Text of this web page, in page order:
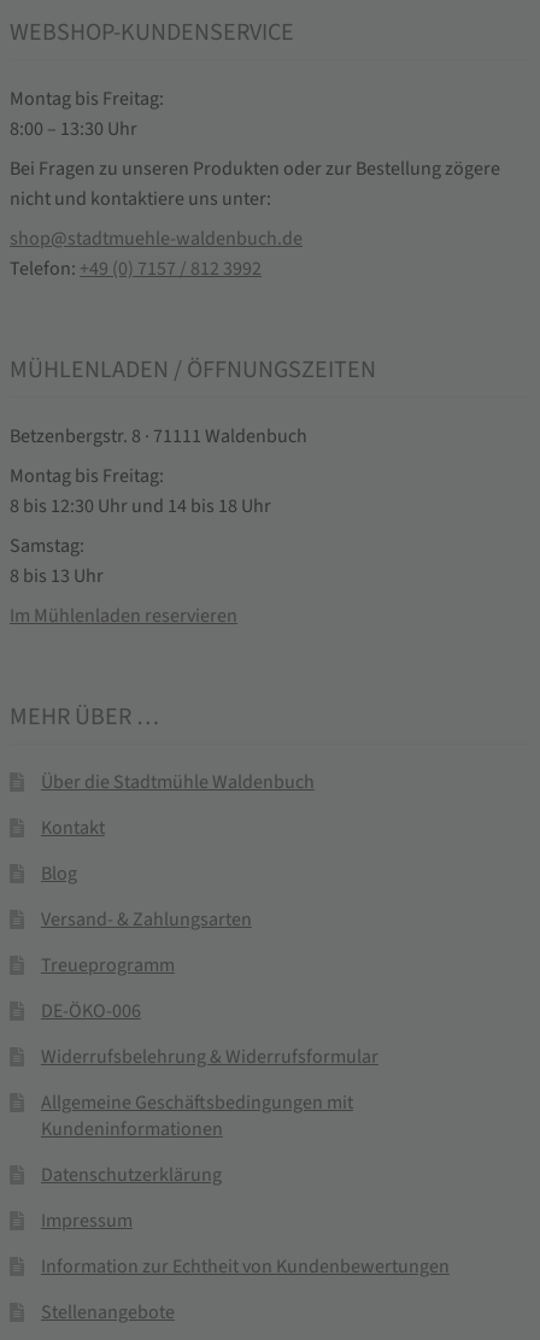
WEBSHOP-KUNDENSERVICE
Montag bis Freitag:
8:00 – 13:30 Uhr
Bei Fragen zu unseren Produkten oder zur Bestellung zögere
nicht und kontaktiere uns unter:
shop@stadtmuehle-waldenbuch.de
Telefon: +49 (0) 7157 / 812 3992
MÜHLENLADEN / ÖFFNUNGSZEITEN
Betzenbergstr. 8 · 71111 Waldenbuch
Montag bis Freitag:
8 bis 12:30 Uhr und 14 bis 18 Uhr
Samstag:
8 bis 13 Uhr
Im Mühlenladen reservieren
MEHR ÜBER …
Über die Stadtmühle Waldenbuch
Kontakt
Blog
Versand- & Zahlungsarten
Treueprogramm
DE-ÖKO-006
Widerrufsbelehrung & Widerrufsformular
Allgemeine Geschäftsbedingungen mit
Kundeninformationen
Datenschutzerklärung
Impressum
Information zur Echtheit von Kundenbewertungen
Stellenangebote